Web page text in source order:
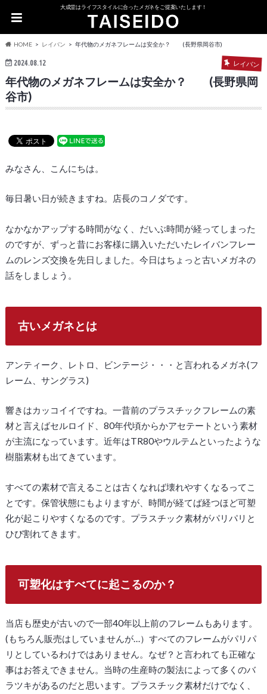
大成堂はライフスタイルに合ったメガネをご提案いたします！
HOME レイバン 年代物のメガネフレームは安全か？ (長野県岡谷市)
2024.08.12 レイバン
年代物のメガネフレームは安全か？ (長野県岡
谷市)
みなさん、こんにちは。
毎日暑い日が続きますね。店長のコノダです。
なかなかアップする時間がなく、だいぶ時間が経ってしまった
のですが、ずっと昔にお客様に購入いただいたレイバンフレー
ムのレンズ交換を先日しました。今日はちょっと古いメガネの
話をしましょう。
古いメガネとは
アンティーク、レトロ、ビンテージ・・・と言われるメガネ(フ
レーム、サングラス)
響きはカッコイイですね。一昔前のプラスチックフレームの素
材と言えばセルロイド、80年代頃からかアセテートという素材
が主流になっています。近年はTR80やウルテムといったような
樹脂素材も出てきています。
すべての素材で言えることは古くなれば壊れやすくなるってこ
とです。保管状態にもよりますが、時間が経てば経つほど可塑
化が起こりやすくなるのです。プラスチック素材がパリパリと
ひび割れてきます。
可塑化はすべてに起こるのか？
当店も歴史が古いので一部40年以上前のフレームもあります。
(もちろん販売はしていませんが…）すべてのフレームがパリパ
リとしているわけではありません。なぜ？と言われても正確な
事はお答えできません。当時の生産時の製法によって多くのバ
ラツキがあるのだと思います。プラスチック素材だけでなく、